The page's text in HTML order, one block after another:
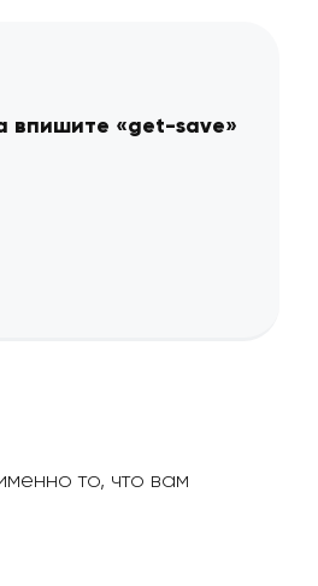
впишите «get-save»
то, что вам